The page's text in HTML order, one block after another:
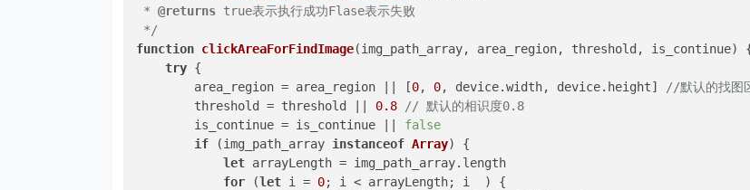
* @returns true表示执行成功Flase表示失败
*/
function clickAreaForFindImage(img_path_array, area_region, threshold, is_continue)
try {
        area_region = area_region || [
0, 0, device.width, device. height]
//默认的找图
        threshold = threshold ||
0.8
// 默认的相识度0.8
        is_continue = is_continue ||
false
if (img_path_array instanceof Array) {
let arrayLength = img_path_array. length
for (let i = 0; i < arrayLength; i  ) {